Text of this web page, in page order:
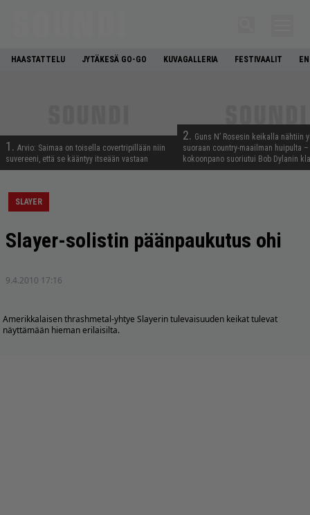
HAASTATTELU JYTÄKESÄ GO-GO KUVAGALLERIA FESTIVAALIT
1. Arvio: Saimaa on toisella covertripillään niin
suvereeni, että se kääntyy itseään vastaan
2. Guns N’ Rosesin keikalla nähtiin
suoraan country-maailman huipulta
kokoonpano suoriutui Bob Dylanin
SLAYER
Slayer-solistin päänpaukutus ohi
9.4.2010 17:16
Amerikkalaisen thrashmetal-yhtye Slayerin tulevaisuuden keikat tulevat
näyttämään hieman erilaisilta.